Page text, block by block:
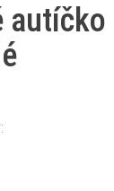
autíčko